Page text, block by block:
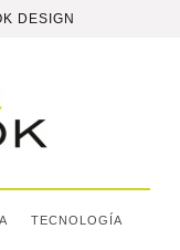
DESIGN
TECNOLOGÍA